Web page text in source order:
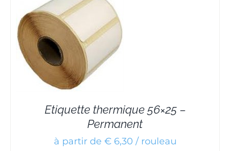
Etiquette thermique 56×25 –
Permanent
à partir de € 6,30 / rouleau